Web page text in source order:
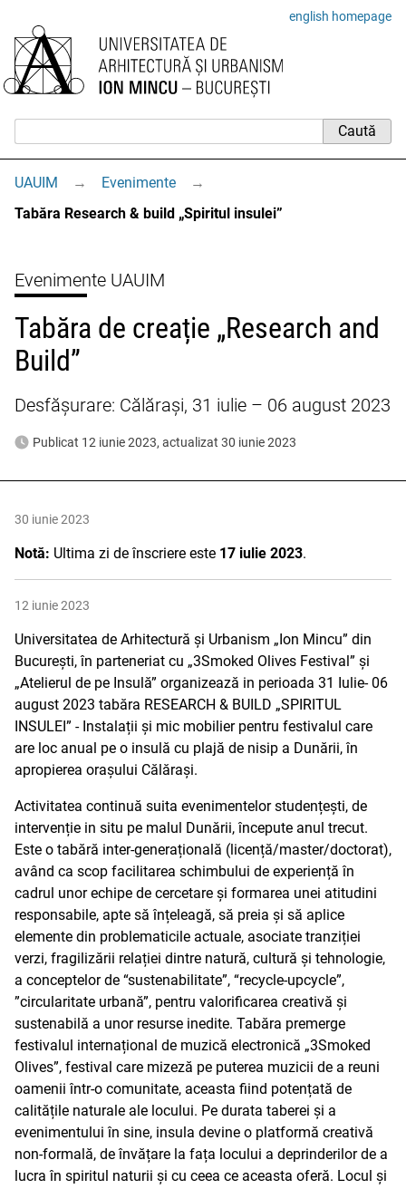
english homepage
UAUIM → Evenimente
→
Tabăra Research & build „Spiritul insulei”
Evenimente UAUIM
Tabăra de creație „Research and
Build”
Desfășurare: Călărași, 31 iulie – 06 august 2023
Publicat 12 iunie 2023, actualizat 30 iunie 2023
30 iunie 2023
Notă: Ultima zi de înscriere este 17 iulie 2023.
12 iunie 2023
Universitatea de Arhitectură și Urbanism „Ion Mincu” din
București, în parteneriat cu „3Smoked Olives Festival” și
„Atelierul de pe Insulă” organizează in perioada 31 Iulie- 06
august 2023 tabăra RESEARCH & BUILD „SPIRITUL
INSULEI” - Instalații și mic mobilier pentru festivalul care
are loc anual pe o insulă cu plajă de nisip a Dunării, în
apropierea orașului Călărași.
Activitatea continuă suita evenimentelor studențești, de
intervenție in situ pe malul Dunării, începute anul trecut.
Este o tabără inter-generațională (licență/master/doctorat),
având ca scop facilitarea schimbului de experiență în
cadrul unor echipe de cercetare și formarea unei atitudini
responsabile, apte să înțeleagă, să preia și să aplice
elemente din problematicile actuale, asociate tranziției
verzi, fragilizării relației dintre natură, cultură și tehnologie,
a conceptelor de “sustenabilitate”, “recycle-upcycle”,
”circularitate urbană”, pentru valorificarea creativă și
sustenabilă a unor resurse inedite. Tabăra premerge
festivalul internațional de muzică electronică „3Smoked
Olives”, festival care mizeză pe puterea muzicii de a reuni
oamenii într-o comunitate, aceasta fiind potențată de
calitățile naturale ale locului. Pe durata taberei și a
evenimentului în sine, insula devine o platformă creativă
non-formală, de învățare la fața locului a deprinderilor de a
lucra în spiritul naturii și cu ceea ce aceasta oferă. Locul și